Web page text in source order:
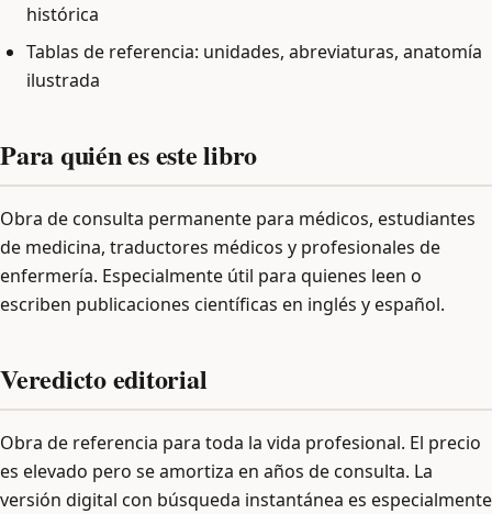
histórica
Tablas de referencia: unidades, abreviaturas, anatomía
ilustrada
Para quién es este libro
Obra de consulta permanente para médicos, estudiantes
de medicina, traductores médicos y profesionales de
enfermería. Especialmente útil para quienes leen o
escriben publicaciones científicas en inglés y español.
Veredicto editorial
Obra de referencia para toda la vida profesional. El precio
es elevado pero se amortiza en años de consulta. La
versión digital con búsqueda instantánea es especialmente